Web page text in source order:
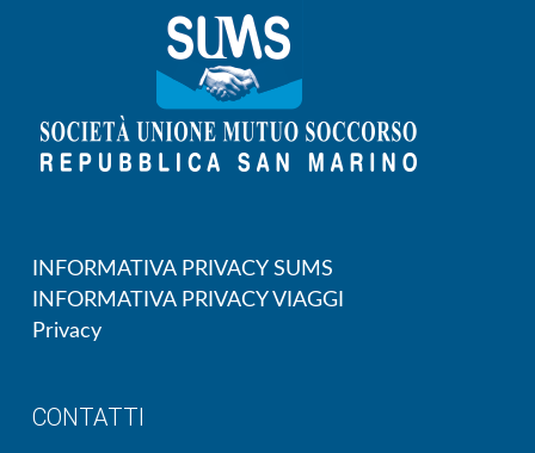
INFORMATIVA PRIVACY SUMS
INFORMATIVA PRIVACY VIAGGI
Privacy
CONTATTI